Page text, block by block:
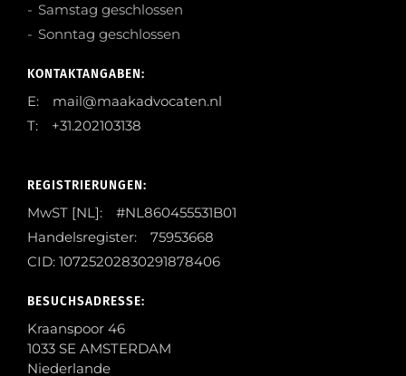
Samstag geschlossen
Sonntag geschlossen
KONTAKTANGABEN:
E: mail@maakadvocaten.nl
T: +31.202103138
REGISTRIERUNGEN:
MwST [NL]: #NL860455531B01
Handelsregister: 75953668
CID: 10725202830291878406
BESUCHSADRESSE:
Kraanspoor 46
1033 SE AMSTERDAM
Niederlande